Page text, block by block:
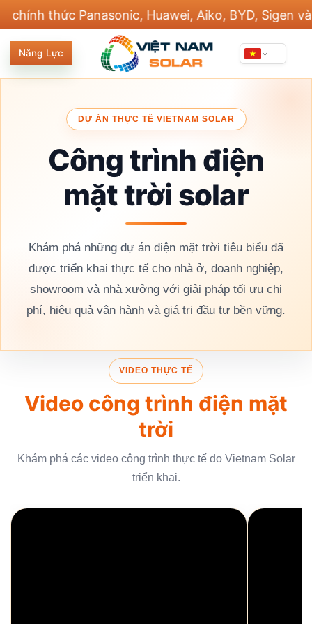
nội
dung
Huawei, Aiko, BYD, Sigen và 20 thương
Năng Lực
DỰ ÁN THỰC TẾ VIETNAM SOLAR
Công trình điện
mặt trời solar
Khám phá những dự án điện mặt trời tiêu biểu đã
được triển khai thực tế cho nhà ở, doanh nghiệp,
showroom và nhà xưởng với giải pháp tối ưu chi
phí, hiệu quả vận hành và giá trị đầu tư bền vững.
VIDEO THỰC TẾ
Video công trình điện mặt
trời
Khám phá các video công trình thực tế do Vietnam Solar
triển khai.